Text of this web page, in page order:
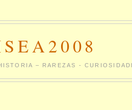
– RAREZAS -